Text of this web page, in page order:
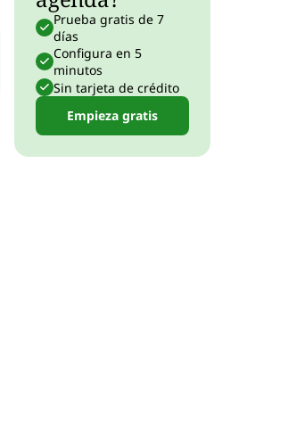
Prueba gratis de 7
días
Configura en 5
minutos
Sin tarjeta de crédito
Empieza gratis